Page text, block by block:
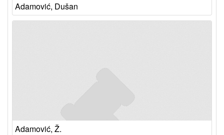
Adamović, Dušan
Adamović, Ž.